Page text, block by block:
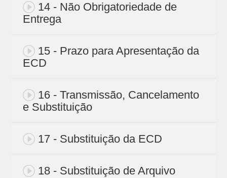
14 - Não Obrigatoriedade de
Entrega
15 - Prazo para Apresentação da
ECD
16 - Transmissão, Cancelamento
e Substituição
17 - Substituição da ECD
18 - Substituição de Arquivo